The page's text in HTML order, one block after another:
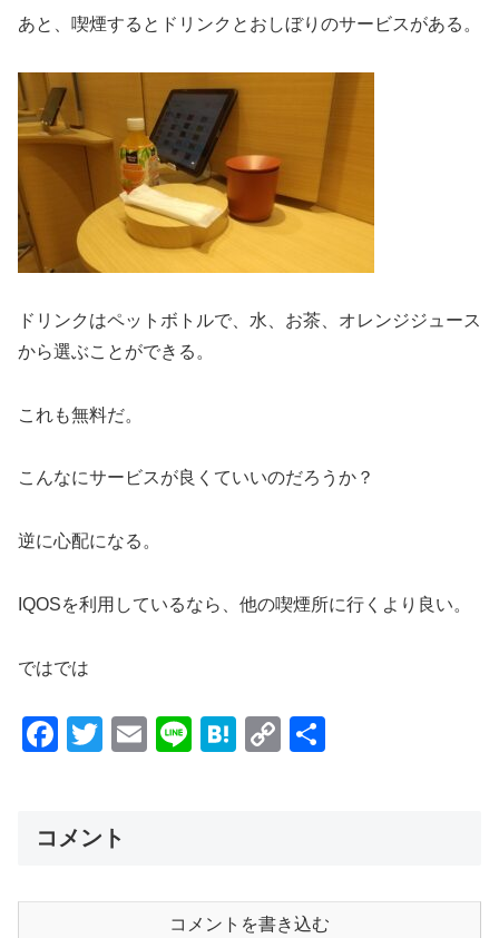
あと、喫煙するとドリンクとおしぼりのサービスがある。
ドリンクはペットボトルで、水、お茶、オレンジジュース
から選ぶことができる。
これも無料だ。
こんなにサービスが良くていいのだろうか？
逆に心配になる。
IQOSを利用しているなら、他の喫煙所に行くより良い。
ではでは
F
e
o
T
er
E
Li
H
C
n
コメント
コメントを書き込む